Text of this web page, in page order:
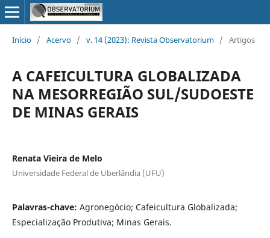
Início / Acervo / v. 14 (2023): Revista Observatorium / Artigos
A CAFEICULTURA GLOBALIZADA
NA MESORREGIÃO SUL/SUDOESTE
DE MINAS GERAIS
Renata Vieira de Melo
Universidade Federal de Uberlândia (UFU)
Palavras-chave: Agronegócio; Cafeicultura Globalizada;
Especialização Produtiva; Minas Gerais.